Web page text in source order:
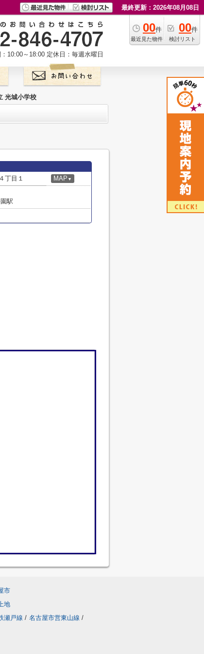
最終更新：2026年08月08日
00件
最近見た物件
00件
検討リスト
10:00～18:00 定休日：毎週水曜日
光城小学校
丁目１ MAP ▼
駅
市
地
瀬戸線 / 名古屋市営東山線 /